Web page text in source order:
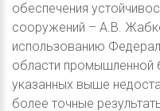
обеспечения
сооружений – А.В.
использованию
области промышленной
указанных выше
более точные